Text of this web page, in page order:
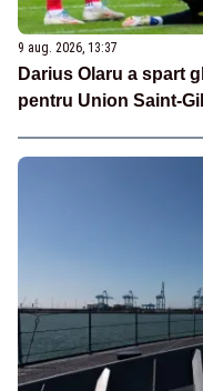
9 aug. 2026, 13:37
Darius Olaru a spart
pentru Union Saint-